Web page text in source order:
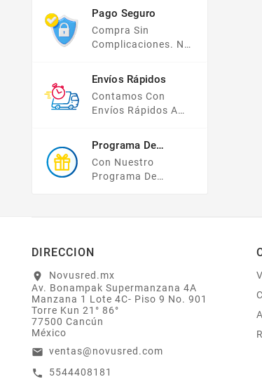
Tienda En Línea Está
Disponible Las 24
Hrs Del Día, Los 7
Días De La Semana.
Pago Seguro
Compra Sin
Complicaciones. No
Pago, Todas Tus
Compras Y Tus
Datos Están
Protegidos Con
Envíos Rápidos
Contamos Con
Envíos Rápidos A
Programa De
Recompensas
Con Nuestro
Programa De
Bonifican A Tu
Electrónico El 1% Del
Total De Tu Compra,
El Cuál Podrás
Utilizar A Partir De
O Acumularlos.
DIRECCION
location_on
Novusred.mx
Av. Bonampak Supermanzana 4A
Manzana 1 Lote 4C- Piso 9 No. 901
Torre Kun 21° 86°
77500 Cancún
México
email ventas@novusred.com
call 5544408181